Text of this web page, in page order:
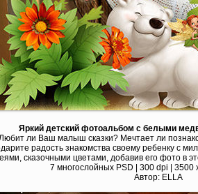
Яркий детский фотоальбом с белыми
ли Ваш малыш сказки? Мечтает ли
радость знакомства своему ребенку с
сказочными цветами, добавив его фото в
7 многослойных PSD | 300 dpi | 3500
Автор: ELLA